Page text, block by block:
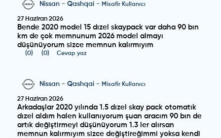
Nissan -Qashqai - Misafir Kullanıcı
27 Haziran 2026
Bende 2020 model 15 dızel skaypack var daha 90 bın
km de çok memnunum 2026 model almayı
düşünüyorum sizce memnun kalırmıyım
(0) (0) Cevap yaz
Nissan -Qashqai - Misafir Kullanıcı
27 Haziran 2026
Arkadaşlar 2020 yılında 1.5 dızel skay pack otomatık
dızel aldım halen kullanıyorum şuan aracım 90 bın de
artık değiştirmeyi düşünüyorum 1.3 ler alırsan
memnun kalırmıyım sizce değiştireğimmi yoksa kendi